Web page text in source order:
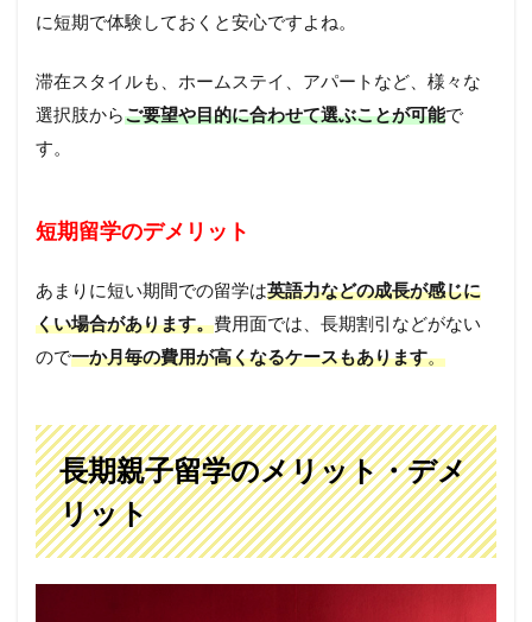
に短期で体験しておくと安心ですよね。
滞在スタイルも、ホームステイ、アパートなど、様々な
選択肢からご要望や目的に合わせて選ぶことが可能で
す。
短期留学のデメリット
あまりに短い期間での留学は英語力などの成長が感じに
くい場合があります。費用面では、長期割引などがない
ので一か月毎の費用が高くなるケースもあります。
長期親子留学のメリット・デメ
リット